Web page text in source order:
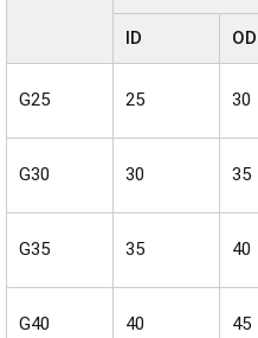
ID OD
G25 25 30
G30 30 35
G35 35 40
G40 40 45